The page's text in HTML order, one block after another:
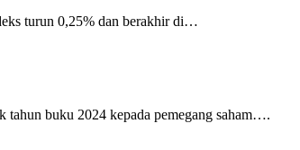
turun 0,25% dan berakhir di…
buku 2024 kepada pemegang saham….